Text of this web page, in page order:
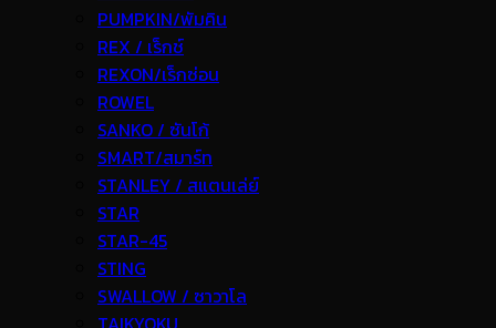
PUMPKIN/พัมคิน
REX / เร็กช์
REXON/เร็กซ่อน
ROWEL
SANKO / ซันโก้
SMART/สมาร์ท
STANLEY / สแตนเล่ย์
STAR
STAR-45
STING
SWALLOW / ซาวาโล